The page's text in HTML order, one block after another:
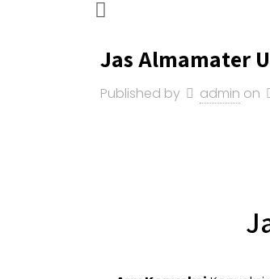
Jas Almamater
Published by admin on